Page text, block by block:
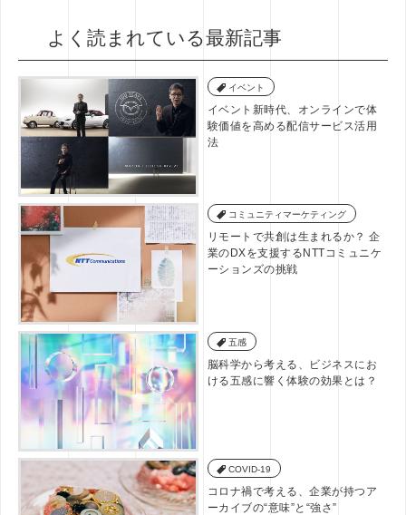
よく読まれている最新記事
イベント
イベント新時代、オンラインで体
験価値を高める配信サービス活用
法
コミュニティマーケティング
リモートで共創は生まれるか？ 企
業のDXを支援するNTTコミュニケ
ーションズの挑戦
五感
脳科学から考える、ビジネスにお
ける五感に響く体験の効果とは？
COVID-19
コロナ禍で考える、企業が持つア
ーカイブの“意味”と“強さ”